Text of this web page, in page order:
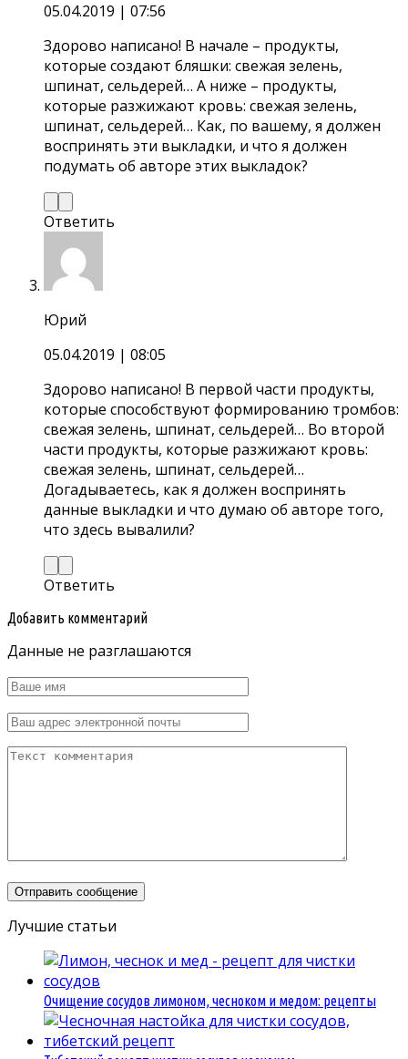
05.04.2019 | 07:56
Здорово написано! В начале – продукты,
которые создают бляшки: свежая зелень,
шпинат, сельдерей… А ниже – продукты,
которые разжижают кровь: свежая зелень,
шпинат, сельдерей… Как, по вашему, я должен
воспринять эти выкладки, и что я должен
подумать об авторе этих выкладок?
Ответить
Юрий
05.04.2019 | 08:05
Здорово написано! В первой части продукты,
которые способствуют формированию тромбов:
свежая зелень, шпинат, сельдерей… Во второй
части продукты, которые разжижают кровь:
свежая зелень, шпинат, сельдерей…
Догадываетесь, как я должен воспринять
данные выкладки и что думаю об авторе того,
что здесь вывалили?
Ответить
Добавить комментарий
Данные не разглашаются
Лучшие статьи
Очищение сосудов лимоном, чесноком и медом: рецепты